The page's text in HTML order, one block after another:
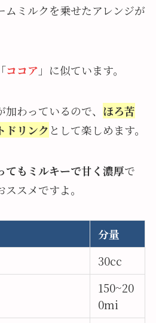
ムミルクを乗せたアレンジが
ココア 」に似ています。
わっているので、 ほろ苦
ドリンク として楽しめます。
てもミルキーで甘く濃厚で
スメですよ。
分量
30cc
150~20
0mi